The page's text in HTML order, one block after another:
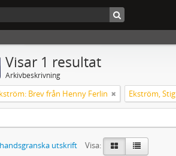
Visar 1 resultat
Arkivbeskrivning
Brev från Henny Ferlin Ekström, Stig
utskrift
Visa: